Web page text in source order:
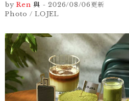
by Ren與 -2026/08/06更新
Photo / LOJEL